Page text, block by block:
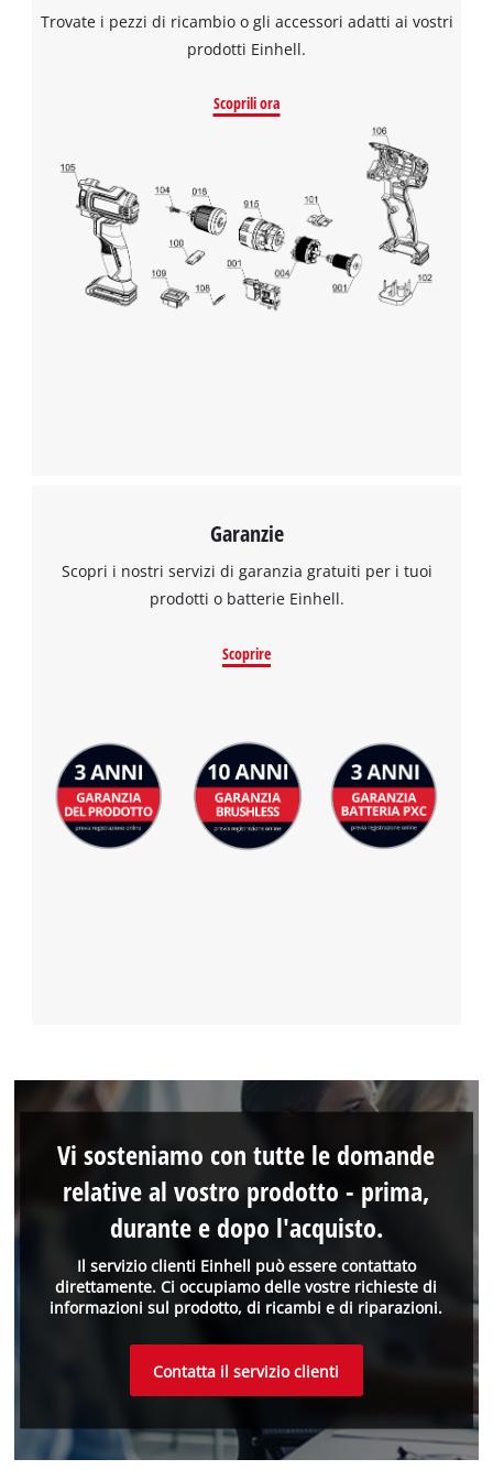
Trovate i pezzi di ricambio o gli accessori adatti ai vostri
prodotti Einhell.
Scoprili ora
Garanzie
Scopri i nostri servizi di garanzia gratuiti per i tuoi
prodotti o batterie Einhell.
Scoprire
Il servizio clienti Einhell può essere contattato
direttamente. Ci occupiamo delle vostre richieste di
informazioni sul prodotto, di ricambi e di riparazioni.
Vi sosteniamo con tutte le domande
relative al vostro prodotto - prima,
durante e dopo l'acquisto.
Contatta il servizio clienti